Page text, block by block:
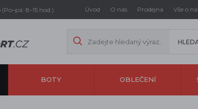
(Po–pá: 8–15 hod.) Úvod O nás Prodejna Vše o
BOTY OBLEČENÍ